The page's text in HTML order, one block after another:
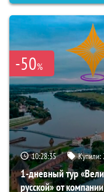
-50%
10:28:34 Купили:
1-дневный тур
русской» от